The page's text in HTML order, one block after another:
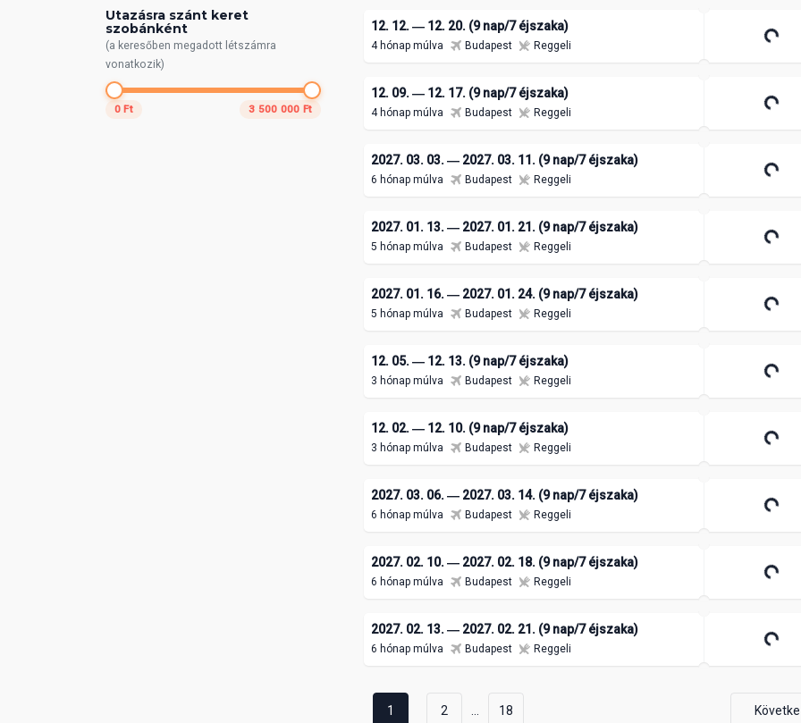
Utazásra szánt keret
szobánként
(a keresőben megadott létszámra
vonatkozik)
0 Ft 3 500 000 Ft
12. 12. ― 12. 20. (9 nap/7 éjszaka)
4 hónap múlva Budapest Reggeli
12. 09. ― 12. 17. (9 nap/7 éjszaka)
4 hónap múlva Budapest Reggeli
2027. 03. 03. ― 2027. 03. 11. (9 nap/7 éjszaka)
6 hónap múlva Budapest Reggeli
2027. 01. 13. ― 2027. 01. 21. (9 nap/7 éjszaka)
5 hónap múlva Budapest Reggeli
2027. 01. 16. ― 2027. 01. 24. (9 nap/7 éjszaka)
5 hónap múlva Budapest Reggeli
12. 05. ― 12. 13. (9 nap/7 éjszaka)
3 hónap múlva Budapest Reggeli
12. 02. ― 12. 10. (9 nap/7 éjszaka)
3 hónap múlva Budapest Reggeli
2027. 03. 06. ― 2027. 03. 14. (9 nap/7 éjszaka)
6 hónap múlva Budapest Reggeli
2027. 02. 10. ― 2027. 02. 18. (9 nap/7 éjszaka)
6 hónap múlva Budapest Reggeli
2027. 02. 13. ― 2027. 02. 21. (9 nap/7 éjszaka)
6 hónap múlva Budapest Reggeli
1 2 18